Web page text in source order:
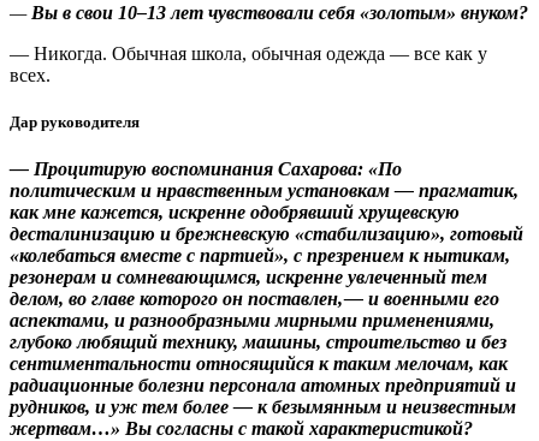
—Вы в свои 10–13 лет чувствовали себя «золотым» внуком?
— Никогда. Обычная школа, обычная одежда — все как у
всех.
Дар руководителя
— Процитирую воспоминания Сахарова: «По
политическим и нравственным установкам — прагматик,
как мне кажется, искренне одобрявший хрущевскую
десталинизацию и брежневскую «стабилизацию», готовый
«колебаться вместе с партией», с презрением к нытикам,
резонерам и сомневающимся, искренне увлеченный тем
делом, во главе которого он поставлен, — и военными его
аспектами, и разнообразными мирными применениями,
глубоко любящий технику, машины, строительство и без
сентиментальности относящийся к таким мелочам, как
радиационные болезни персонала атомных предприятий и
рудников, и уж тем более — к безымянным и неизвестным
жертвам…» Вы согласны с такой характеристикой?